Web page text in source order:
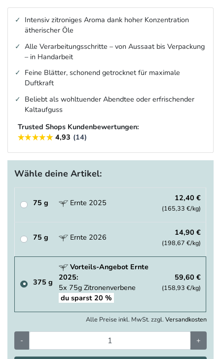
Intensiv zitroniges Aroma dank hoher Konzentration
ätherischer Öle
Alle Verarbeitungsschritte – von Aussaat bis Verpackung
– in Handarbeit
Feine Blätter, schonend getrocknet für maximale
Duftkraft
Beliebt als wohltuender Abendtee oder erfrischender
Kaltaufguss
Trusted Shops Kundenbewertungen:
Wähle deine Artikel:
75 g Ernte 2025 12,40 €
(165,33 €/kg)
75 g Ernte 2026 14,90 €
(198,67 €/kg)
375 g
Vorteils-Angebot Ernte
2025:
5x 75g Zitronenverbene
du sparst 20 %
59,60 €
(158,93 €/kg)
Alle Preise inkl. MwSt. zzgl. Versandkosten
- +